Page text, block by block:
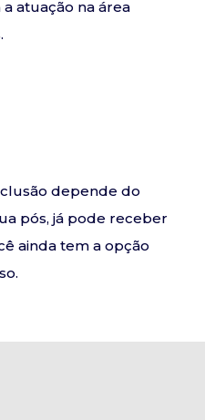
atuação na área
depende do
pós, já pode receber
ainda tem a opção